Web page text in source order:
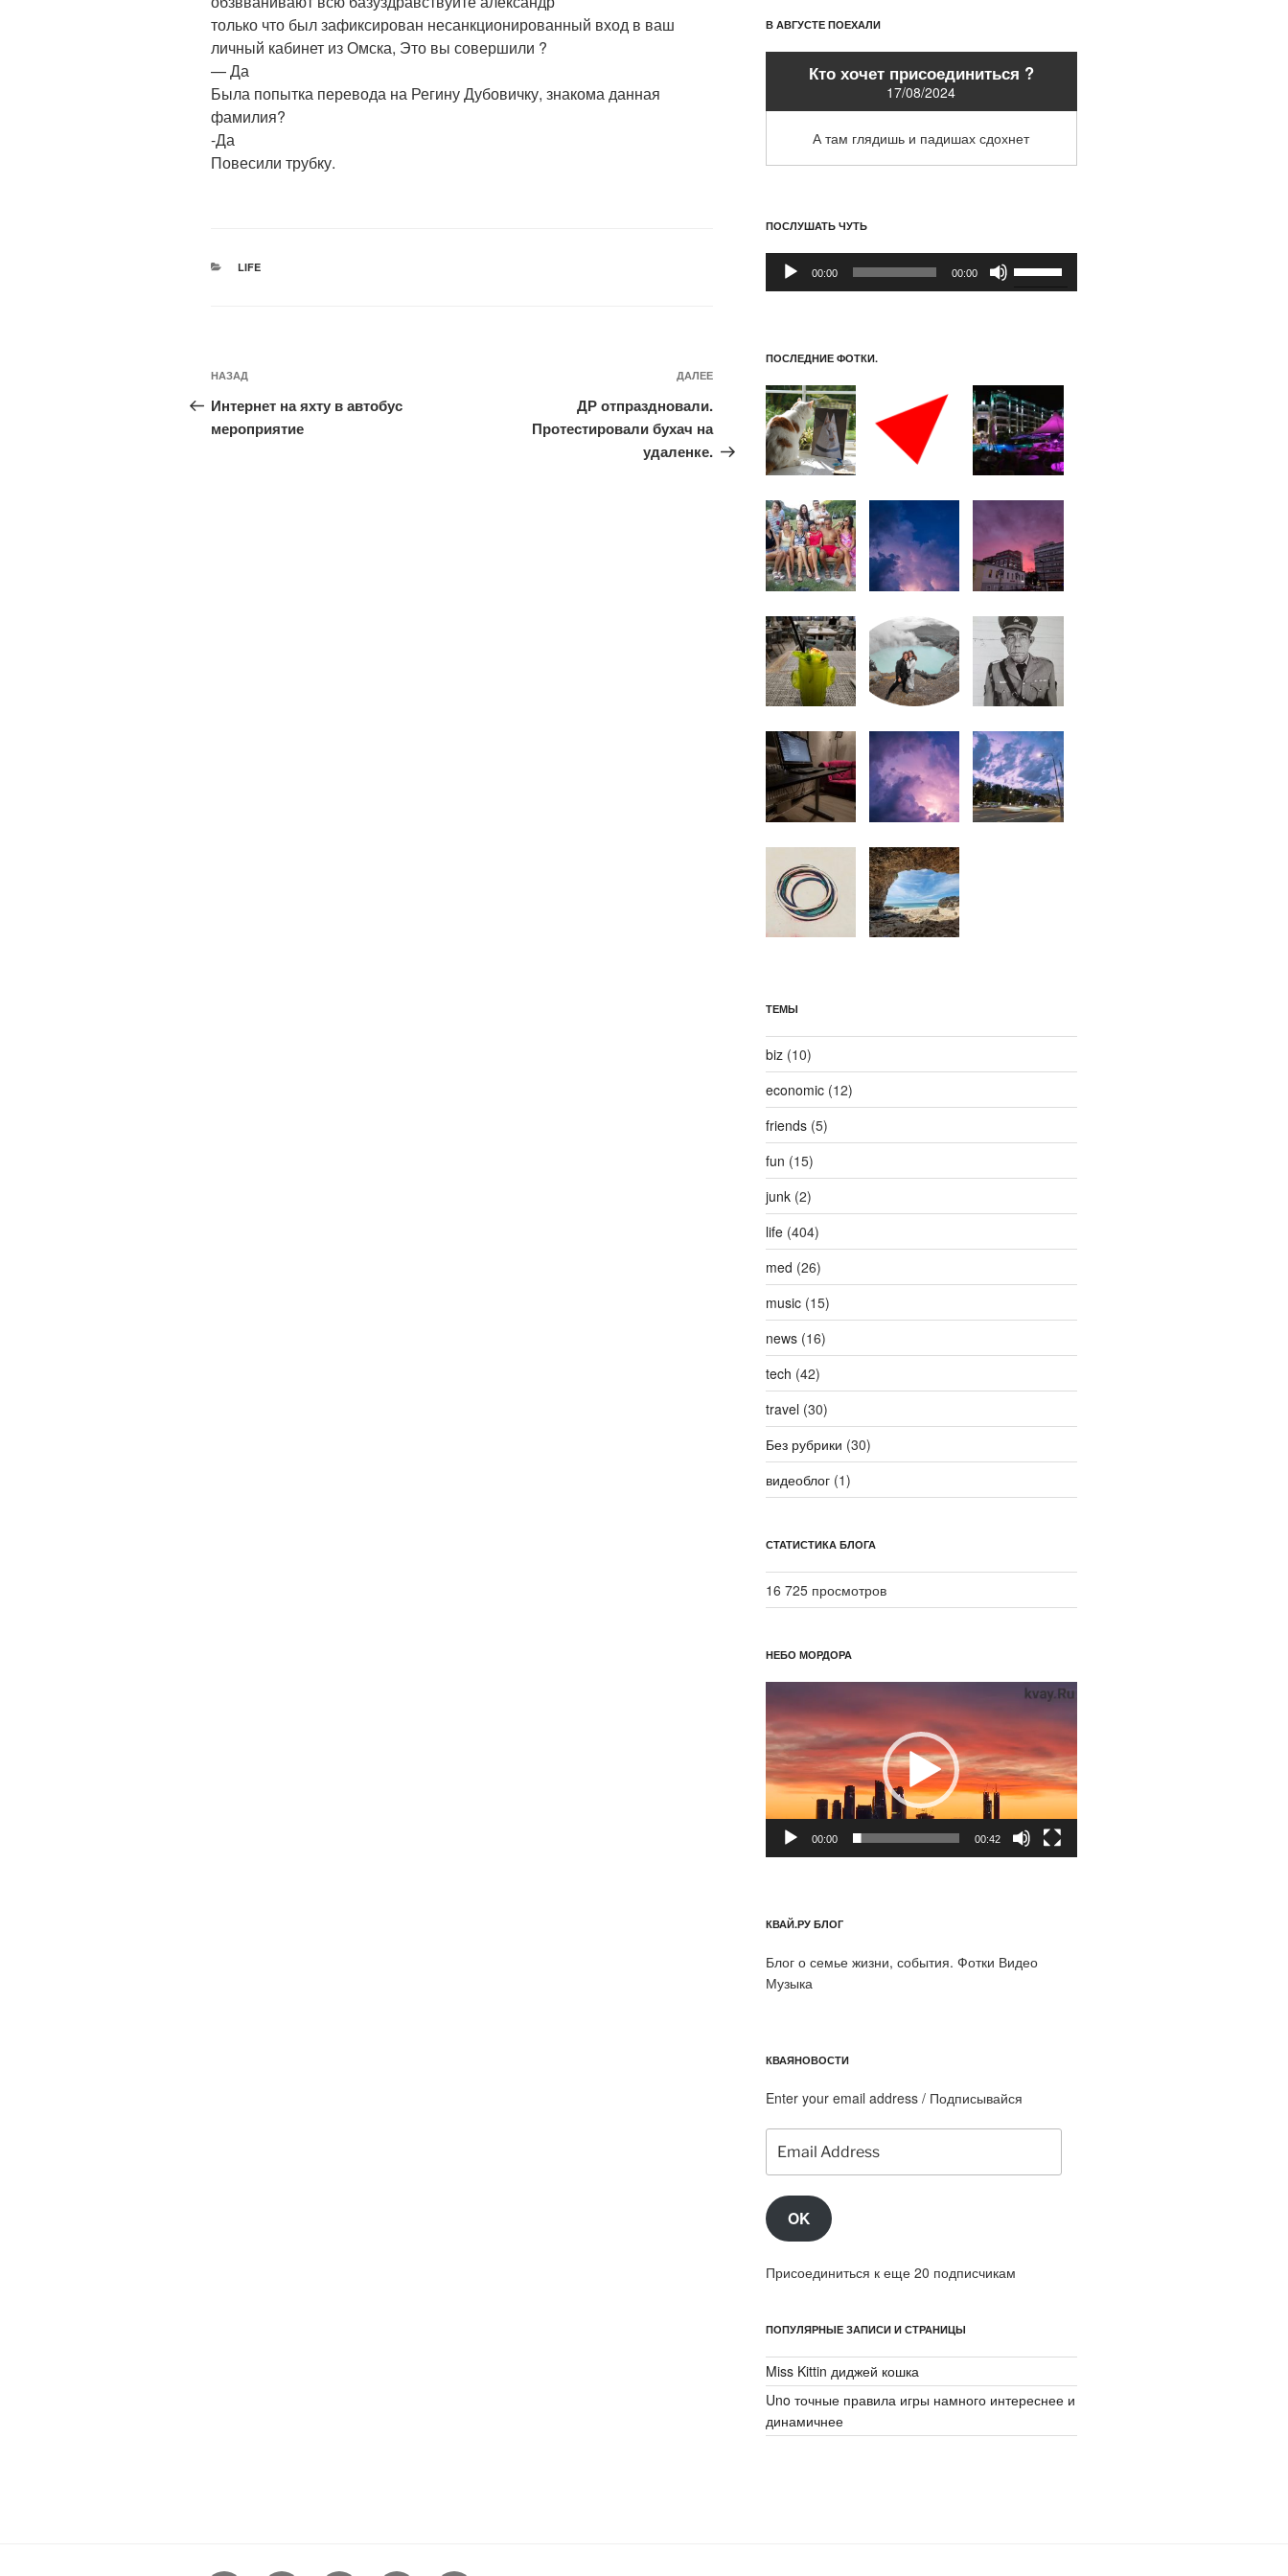
только что был зафиксирован несанкционированный вход в ваш
личный кабинет из Омска, Это вы совершили ?
— Да
Была попытка перевода на Регину Дубовичку, знакома данная
фамилия?
-Да
Повесили трубку.
РУБРИКИ
LIFE
Навигация
по
записям
Предыдущая
запись:
НАЗАД
Интернет на яхту в автобус
мероприятие
Следующая
запись
ДАЛЕЕ
ДР отпраздновали.
Протестировали бухач на
удаленке.
В АВГУСТЕ ПОЕХАЛИ
Кто хочет присоединиться ?
17/08/2024
А там глядишь и падишах сдохнет
ПОСЛУШАТЬ ЧУТЬ
Аудиоплеер
00:00 00:00
или
уменьшить
громкость.
ПОСЛЕДНИЕ ФОТКИ.
ТЕМЫ
biz(10)
economic(12)
friends(5)
fun (15)
junk(2)
life(404)
med (26)
music(15)
news(16)
tech (42)
travel(30)
Без рубрики (30)
видеоблог(1)
СТАТИСТИКА БЛОГА
16 725 просмотров
НЕБО МОРДОРА
00:00 00:42
КВАЙ.РУ БЛОГ
Блог о семье жизни, события. Фотки Видео
Музыка
КВАЯНОВОСТИ
Enter your email address / Подписывайся
Address
OK
Присоединиться к еще 20 подписчикам
ПОПУЛЯРНЫЕ ЗАПИСИ И СТРАНИЦЫ
Miss Kittin диджей кошка
Uno точные правила игры намного интереснее и
динамичнее